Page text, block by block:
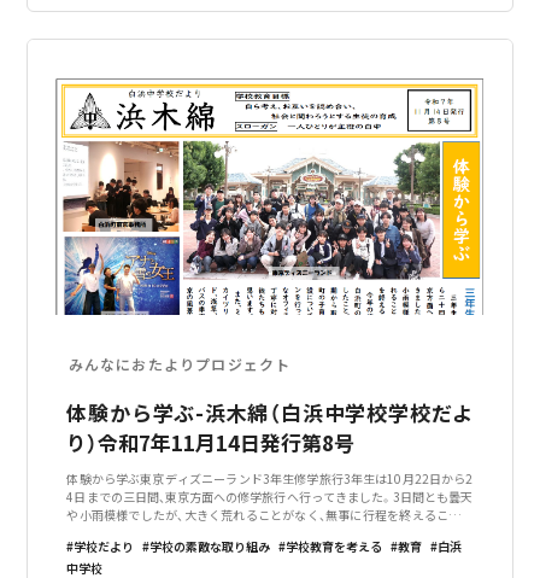
みんなにおたよりプロジェクト
体験から学ぶ-浜木綿（白浜中学校学校だよ
り）令和7年11月14日発行第8号
体験から学ぶ東京ディズニーランド3年生修学旅行3年生は10月22日から2
4日までの三日間、東京方面への修学旅行へ行ってきました。3日間とも曇天
や小雨模様でしたが、大きく荒れることがなく、無事に行程を終えることが
です。そこでは、一学期
学校だより 学校の素敵な取り組み 学校教育を考える 教育
白浜
中学校